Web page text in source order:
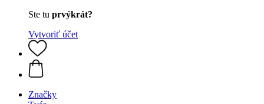
Ste tu prvýkrát?
Vytvoriť účet
Značky